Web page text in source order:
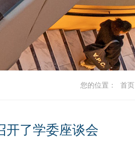
您的位置： 首页
开了学委座谈会